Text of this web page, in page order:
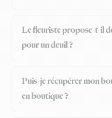
Le fleuriste propose-t-il
pour un deuil ?
Puis-je récupérer mon
en boutique ?